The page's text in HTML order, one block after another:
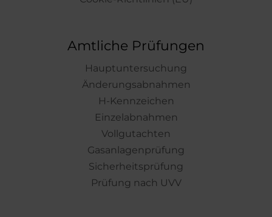
Amtliche Prüfungen
Hauptuntersuchung
Änderungsabnahmen
H-Kennzeichen
Einzelabnahmen
Vollgutachten
Gasanlagenprüfung
Sicherheitsprüfung
Prüfung nach UVV